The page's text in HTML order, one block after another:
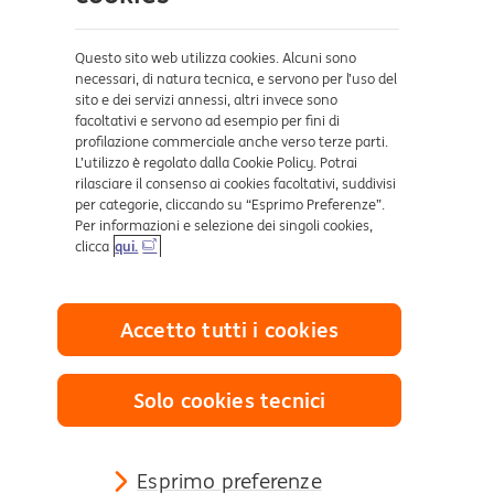
Dove ci trovi
Certificazioni
Collegamenti utili
Mappa del sito
Sezione Privacy
Reclami e Risoluzione delle controversie
Questo sito web utilizza cookies. Alcuni sono
necessari, di natura tecnica, e servono per l’uso del
sito e dei servizi annessi, altri invece sono
facoltativi e servono ad esempio per fini di
profilazione commerciale anche verso terze parti.
L’utilizzo è regolato dalla Cookie Policy. Potrai
rilasciare il consenso ai cookies facoltativi, suddivisi
per categorie, cliccando su “Esprimo Preferenze”.
Per informazioni e selezione dei singoli cookies,
clicca qui.
Esprimo preferenze
Solo cookies tecnici
Accetto tutti i cookies